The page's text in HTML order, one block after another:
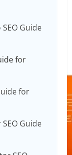
Guide
for
for
Guide